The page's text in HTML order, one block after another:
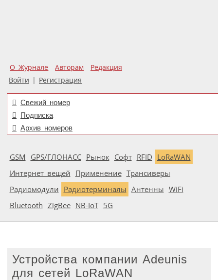
О Журнале Авторам
Редакция
Войти | Регистрация
Свежий номер
Подписка
Архив номеров
GSM GPS/ГЛОНАСС Рынок Софт RFID LoRaWAN
Интернет вещей Применение Трансиверы
Радиомодули Радиотерминалы Антенны WiFi
Bluetooth ZigBee NB-IoT 5G
Устройства компании Adeunis
для сетей LoRaWAN